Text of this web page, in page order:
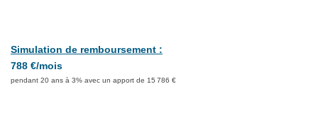
Simulation de remboursement :
788 €/mois
pendant 20 ans à 3% avec un apport de 15 786 €